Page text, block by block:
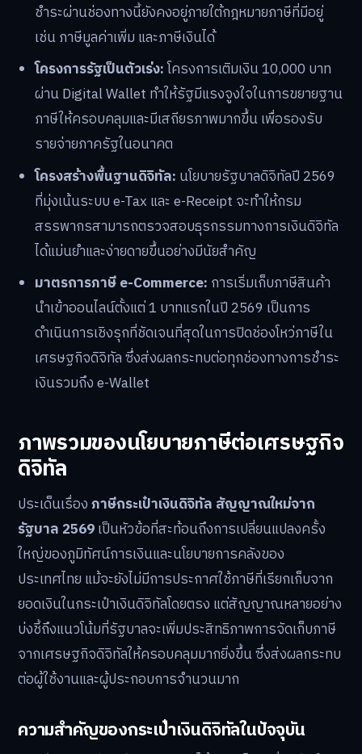
ชำระผ่านช่องทางนี้ยังคงอยู่ภายใต้กฎหมายภาษีที่มีอยู่
เช่น ภาษีมูลค่าเพิ่ม และภาษีเงินได้
โครงการรัฐเป็นตัวเร่ง:โครงการเติมเงิน 10,000 บาท
ผ่าน Digital Wallet ทำให้รัฐมีแรงจูงใจในการขยายฐาน
ภาษีให้ครอบคลุมและมีเสถียรภาพมากขึ้น เพื่อรองรับ
รายจ่ายภาครัฐในอนาคต
โครงสร้างพื้นฐานดิจิทัล: นโยบายรัฐบาลดิจิทัลปี 2569
ที่มุ่งเน้นระบบ e-Tax และ e-Receipt จะทำให้กรม
สรรพากรสามารถตรวจสอบธุรกรรมทางการเงินดิจิทัล
ได้แม่นยำและง่ายดายขึ้นอย่างมีนัยสำคัญ
มาตรการภาษี e-Commerce: การเริ่มเก็บภาษีสินค้า
นำเข้าออนไลน์ตั้งแต่ 1 บาทแรกในปี 2569 เป็นการ
ดำเนินการเชิงรุกที่ชัดเจนที่สุดในการปิดช่องโหว่ภาษีใน
เศรษฐกิจดิจิทัล ซึ่งส่งผลกระทบต่อทุกช่องทางการชำระ
เงินรวมถึง e-Wallet
ภาพรวมของนโยบายภาษีต่อเศรษฐกิจ
ดิจิทัล
ประเด็นเรื่องภาษีกระเป๋าเงินดิจิทัล สัญญาณใหม่จาก
รัฐบาล 2569เป็นหัวข้อที่สะท้อนถึงการเปลี่ยนแปลงครั้ง
ใหญ่ของภูมิทัศน์การเงินและนโยบายการคลังของ
ประเทศไทย แม้จะยังไม่มีการประกาศใช้ภาษีที่เรียกเก็บจาก
ยอดเงินในกระเป๋าเงินดิจิทัลโดยตรง แต่สัญญาณหลายอย่าง
บ่งชี้ถึงแนวโน้มที่รัฐบาลจะเพิ่มประสิทธิภาพการจัดเก็บภาษี
จากเศรษฐกิจดิจิทัลให้ครอบคลุมมากยิ่งขึ้น ซึ่งส่งผลกระทบ
ต่อผู้ใช้งานและผู้ประกอบการจำนวนมาก
ความสำคัญของกระเป๋าเงินดิจิทัลในปัจจุบัน